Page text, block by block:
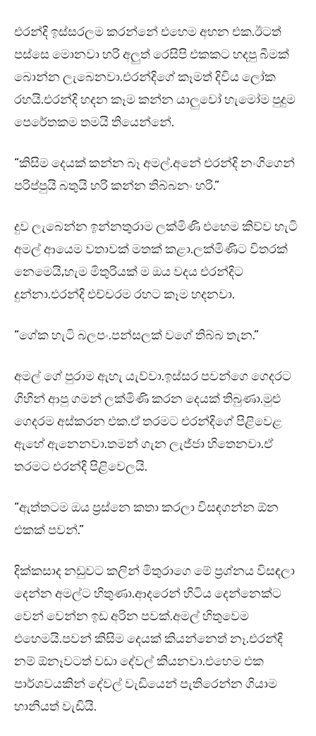
එරන්දි ඉස්සරලම කරන්නේ එහෙම අහන එක.ඊටත්
පස්සෙ මොනවා හරි අලුත් රෙසිපි එකකට හදපු බීමක්
බොන්න ලැබෙනවා.එරන්දිගේ කෑමත් දිවිය ලෝක
රහයි.එරන්දි හදන කෑම කන්න යාලුවෝ හැමෝම පුදුම
පෙරේතකම තමයි තියෙන්නේ.
“කිසිම දෙයක් කන්න බෑ අමල්.අනේ එරන්දි නංගිගෙන්
පරිප්පුයි බතුයි හරි කන්න තිබ්බනං හරි.”
දුව ලැබෙන්න ඉන්නතුරාම ලක්මිණි එහෙම කිව්ව හැටි
අමල් ආයෙම වතාවක් මතක් කළා.ලක්මිණිට විතරක්
නෙමෙයි,හැම මිතුරියක් ම ඔය වදය එරන්දිට
දුන්නා.එරන්දි එච්චරම රහට කෑම හදනවා.
“ගේක හැටි බලපං.පන්සලක් වගේ තිබ්බ තැන.”
අමල් ගේ පුරාම ඇහැ යැව්වා.ඉස්සර පවන්ගෙ ගෙදරට
ගිහින් ආපු ගමන් ලක්මිණි කරන දෙයක් තිබුණා.මුළු
ගෙදරම අස්කරන එක.ඒ තරමට එරන්දිගේ පිළිවෙළ
ඇහේ ඇනෙනවා.තමන් ගැන ලැජ්ජා හිතෙනවා.ඒ
තරමට එරන්දි පිළිවෙලයි.
“ඇත්තටම ඔය ප්‍රස්නෙ කතා කරලා විසඳගන්න ඕන
එකක් පවන්.”
දික්කසාද නඩුවට කලින් මිතුරාගෙ මේ ප්‍රශ්නය විසඳලා
දෙන්න අමල්ට හිතුණා.ආදරෙන් හිටිය දෙන්නෙක්ට
වෙන් වෙන්න ඉඩ අරින පවක්.අමල් හිතුවෙම
එහෙමයි.පවන් කිසිම දෙයක් කියන්නෙත් නෑ.එරන්දි
නම් ඕනෑවටත් වඩා දේවල් කියනවා.එහෙම එක
පාර්ශවයකින් දේවල් වැඩියෙන් පැතිරෙන්න ගියාම
හානියත් වැඩියි.